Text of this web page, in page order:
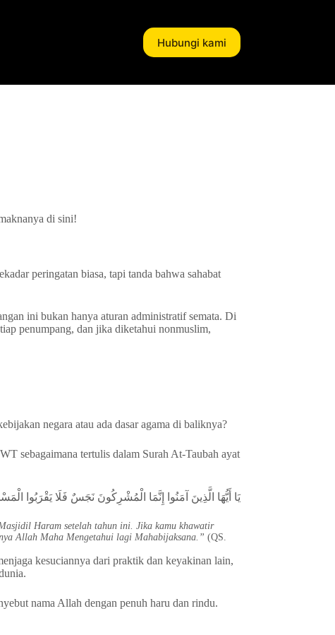
Hubungi kami
di sini!
peringatan biasa, tapi tanda bahwa sahabat
ini bukan hanya aturan administratif semata. Di
penumpang, dan jika diketahui nonmuslim,
negara atau ada dasar agama di baliknya?
sebagaimana tertulis dalam Surah At-Taubah ayat
يَا أَيُّهَا الَّذِينَ آمَنُوا إِنَّمَا الْمُشْرِكُونَ نَجَسٌ فَلَا يَقْرَبُوا
Haram setelah tahun ini. Jika kamu khawatir
Allah Maha Mengetahui lagi Mahabijaksana.” (QS.
kesuciannya dari praktik dan keyakinan lain,
nama Allah dengan penuh haru dan rindu.